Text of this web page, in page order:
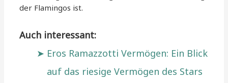
der Flamingos ist.
Auch interessant:
Eros Ramazzotti Vermögen: Ein Blick
auf das riesige Vermögen des Stars